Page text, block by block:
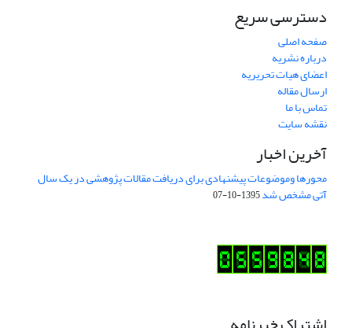
دسترسی سریع
صفحه اصلی
درباره نشریه
اعضای هیات تحریریه
ارسال مقاله
تماس با ما
نقشه سایت
آخرین اخبار
محورها وموضوعات پیشنهادی برای دریافت مقالات پژوهشی در یک سال
آتی مشخص شد1395-10-07